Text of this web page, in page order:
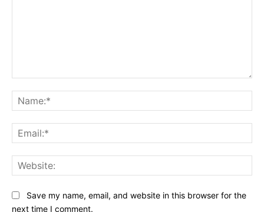
Save my name, email, and website in this browser for the
next time I comment.